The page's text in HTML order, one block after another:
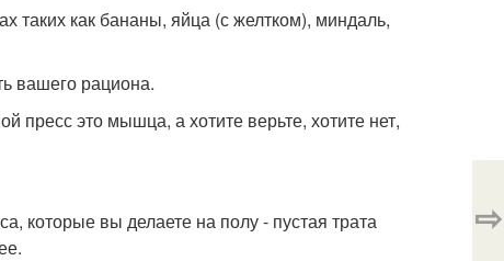
таких как бананы, яйца (с желтком), миндаль,
вашего рациона.
пресс это мышца, а хотите верьте, хотите нет,
которые вы делаете на полу - пустая трата
⇨